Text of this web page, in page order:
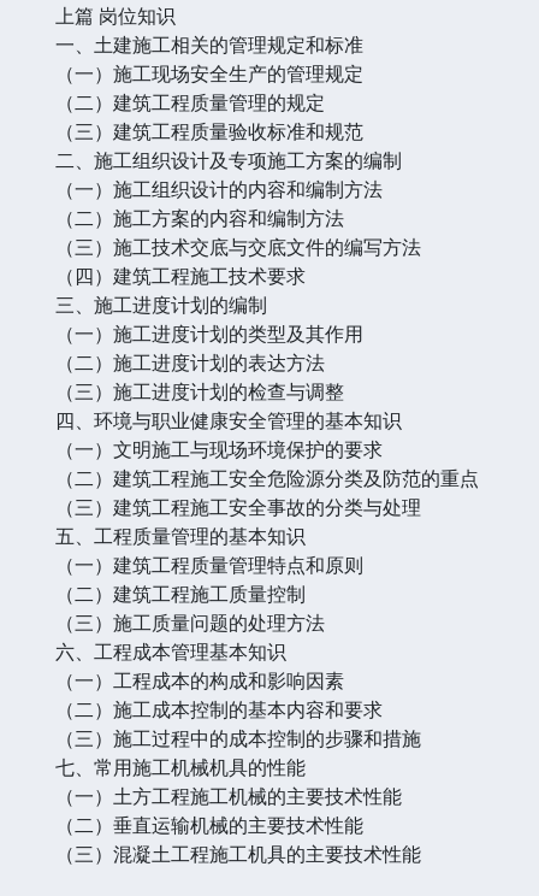
上篇 岗位知识
一、土建施工相关的管理规定和标准
（一）施工现场安全生产的管理规定
（二）建筑工程质量管理的规定
（三）建筑工程质量验收标准和规范
二、施工组织设计及专项施工方案的编制
（一）施工组织设计的内容和编制方法
（二）施工方案的内容和编制方法
（三）施工技术交底与交底文件的编写方法
（四）建筑工程施工技术要求
三、施工进度计划的编制
（一）施工进度计划的类型及其作用
（二）施工进度计划的表达方法
（三）施工进度计划的检查与调整
四、环境与职业健康安全管理的基本知识
（一）文明施工与现场环境保护的要求
（二）建筑工程施工安全危险源分类及防范的重点
（三）建筑工程施工安全事故的分类与处理
五、工程质量管理的基本知识
（一）建筑工程质量管理特点和原则
（二）建筑工程施工质量控制
（三）施工质量问题的处理方法
六、工程成本管理基本知识
（一）工程成本的构成和影响因素
（二）施工成本控制的基本内容和要求
（三）施工过程中的成本控制的步骤和措施
七、常用施工机械机具的性能
（一）土方工程施工机械的主要技术性能
（二）垂直运输机械的主要技术性能
（三）混凝土工程施工机具的主要技术性能